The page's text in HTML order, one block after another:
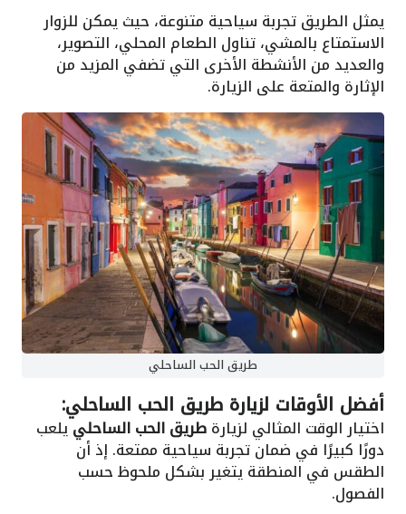
يمثل الطريق تجربة سياحية متنوعة، حيث يمكن للزوار
الاستمتاع بالمشي، تناول الطعام المحلي، التصوير،
والعديد من الأنشطة الأخرى التي تضفي المزيد من
الإثارة والمتعة على الزيارة.
طريق الحب الساحلي
أفضل الأوقات لزيارة طريق الحب الساحلي:
اختيار الوقت المثالي لزيارةطريق الحب الساحلييلعب
دورًا كبيرًا في ضمان تجربة سياحية ممتعة. إذ أن
الطقس في المنطقة يتغير بشكل ملحوظ حسب
الفصول.